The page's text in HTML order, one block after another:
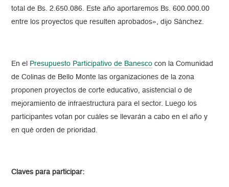
total de Bs. 2.650.086. Este año aportaremos Bs. 600.000.00
entre los proyectos que resulten aprobados», dijo Sánchez.
En el Presupuesto Participativo de Banesco con la Comunidad
de Colinas de Bello Monte las organizaciones de la zona
proponen proyectos de corte educativo, asistencial o de
mejoramiento de infraestructura para el sector. Luego los
participantes votan por cuáles se llevarán a cabo en el año y
en qué orden de prioridad.
Claves para participar: